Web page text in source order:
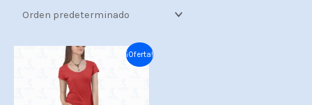
¡Oferta!
precio
original
Bs.45.
El
precio
actual
es:
Bs.39.